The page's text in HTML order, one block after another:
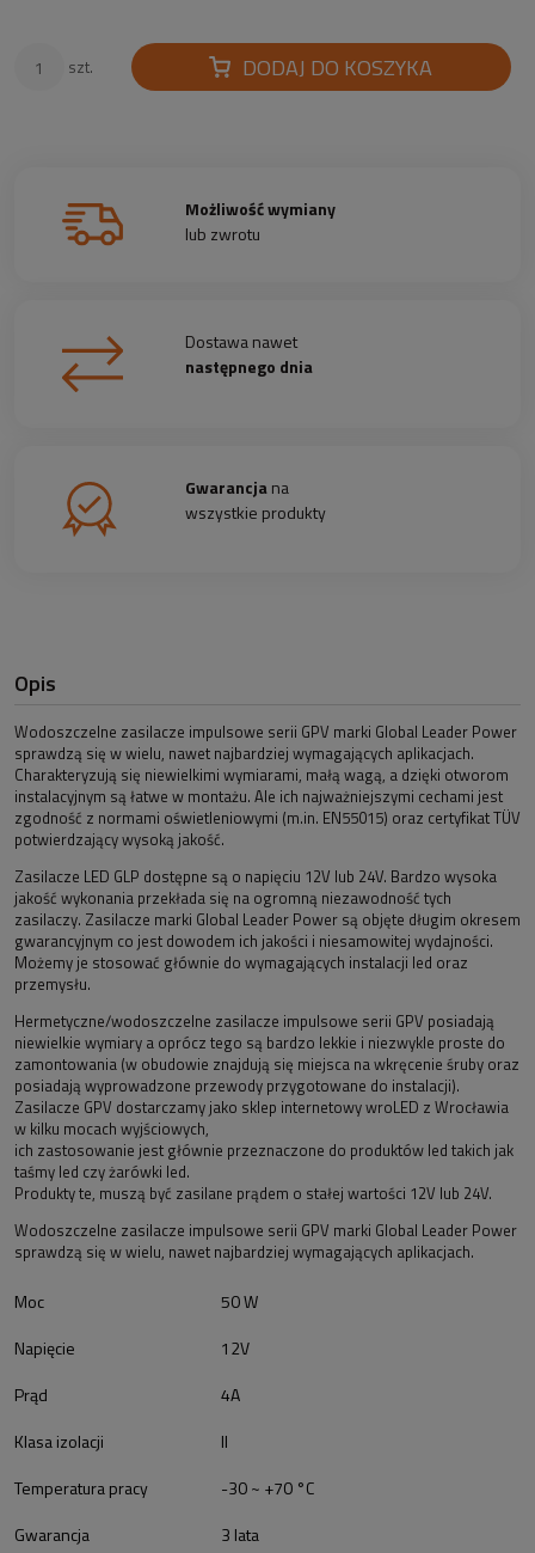
szt. DODAJ DO KOSZYKA
Możliwość wymiany
lub zwrotu
Dostawa nawet
następnego dnia
Gwarancjana
wszystkie produkty
Opis
Wodoszczelne zasilacze impulsowe serii GPV marki Global Leader Power
sprawdzą się w wielu, nawet najbardziej wymagających aplikacjach.
Charakteryzują się niewielkimi wymiarami, małą wagą, a dzięki otworom
instalacyjnym są łatwe w montażu. Ale ich najważniejszymi cechami jest
zgodność z normami oświetleniowymi (m.in. EN55015) oraz certyfikat TÜV
potwierdzający wysoką jakość.
Zasilacze LED GLP dostępne są o napięciu 12V lub 24V. Bardzo wysoka
jakość wykonania przekłada się na ogromną niezawodność tych
zasilaczy. Zasilacze marki Global Leader Power są objęte długim okresem
gwarancyjnym co jest dowodem ich jakości i niesamowitej wydajności.
Możemy je stosować głównie do wymagających instalacji led oraz
przemysłu.
Hermetyczne/wodoszczelne zasilacze impulsowe serii GPV posiadają
niewielkie wymiary a oprócz tego są bardzo lekkie i niezwykle proste do
zamontowania (w obudowie znajdują się miejsca na wkręcenie śruby oraz
posiadają wyprowadzone przewody przygotowane do instalacji).
Zasilacze GPV dostarczamy jako sklep internetowy wroLED z Wrocławia
w kilku mocach wyjściowych,
ich zastosowanie jest głównie przeznaczone do produktów led takich jak
taśmy led czy żarówki led.
Produkty te, muszą być zasilane prądem o stałej wartości 12V lub 24V.
Wodoszczelne zasilacze impulsowe serii GPV marki Global Leader Power
sprawdzą się w wielu, nawet najbardziej wymagających aplikacjach.
Moc
50 W
Napięcie
12V
Prąd
4A
Klasa izolacji
II
Temperatura pracy
-30 ~ +70 °C
Gwarancja
3 lata